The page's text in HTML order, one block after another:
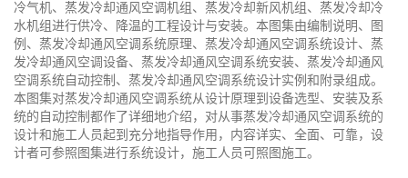
冷气机、蒸发冷却通风空调机组、蒸发冷却新风机组、蒸发冷却冷
水机组进行供冷、降温的工程设计与安装。本图集由编制说明、图
例、蒸发冷却通风空调系统原理、蒸发冷却通风空调系统设计、蒸
发冷却通风空调设备、蒸发冷却通风空调系统安装、蒸发冷却通风
空调系统自动控制、蒸发冷却通风空调系统设计实例和附录组成。
本图集对蒸发冷却通风空调系统从设计原理到设备选型、安装及系
统的自动控制都作了详细地介绍，对从事蒸发冷却通风空调系统的
设计和施工人员起到充分地指导作用，内容详实、全面、可靠，设
计者可参照图集进行系统设计，施工人员可照图施工。